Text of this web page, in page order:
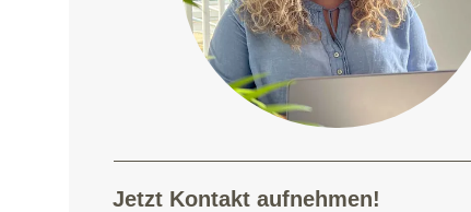
Jetzt Kontakt aufnehmen!